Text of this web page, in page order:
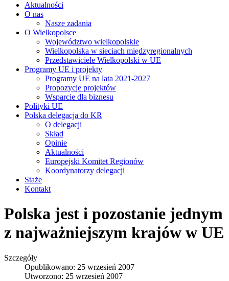
Aktualności
O nas
Nasze zadania
O Wielkopolsce
Województwo wielkopolskie
Wielkopolska w sieciach międzyregionalnych
Przedstawiciele Wielkopolski w UE
Programy UE i projekty
Programy UE na lata 2021-2027
Propozycje projektów
Wsparcie dla biznesu
Polityki UE
Polska delegacja do KR
O delegacji
Skład
Opinie
Aktualności
Europejski Komitet Regionów
Koordynatorzy delegacji
Staże
Kontakt
Polska jest i pozostanie jednym
z najważniejszym krajów w UE
Szczegóły
Opublikowano: 25 wrzesień 2007
Utworzono: 25 wrzesień 2007